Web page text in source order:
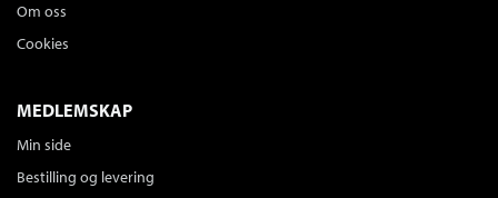
Om oss
Cookies
MEDLEMSKAP
Min side
Bestilling og levering